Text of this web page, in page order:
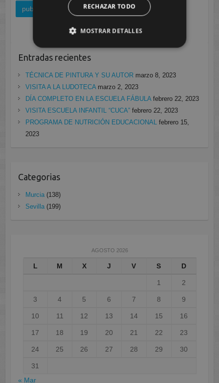
Entradas recientes
TÉCNICA DE PINTURA Y SU AUTOR marzo 8, 2023
VISITA A LA LUDOTECA marzo 2, 2023
DÍA COMPLETO EN LA ESCUELA FÁBULA febrero 22, 2023
VISITA ESCUELA INFANTIL “CUCA” febrero 22, 2023
PROGRAMA DE NUTRICIÓN EDUCACIONAL febrero 15,
2023
Categorias
Murcia(138)
Sevilla(199)
AGOSTO 2026
L M X J V S D
1 2
3 4 5 6 7 8 9
10 11 12 13 14 15 16
17 18 19 20 21 22 23
24 25 26 27 28 29 30
31
« Mar
RECHAZAR TODO
MOSTRAR DETALLES